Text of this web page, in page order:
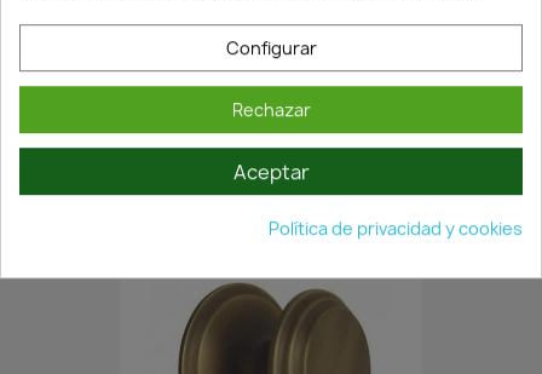
En Stock·Envío 24/48h
POMO PUERTA DE ENTRADA...
17,99 € 12,59 €
Configurar
Rechazar
Aceptar
Política de privacidad y cookies